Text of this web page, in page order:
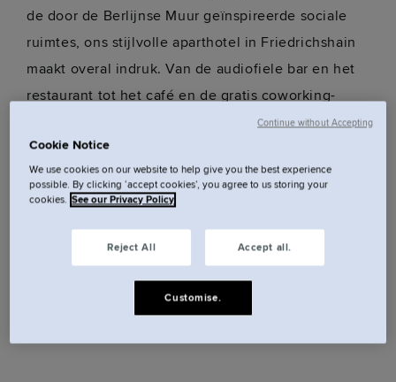
de door de Berlijnse Muur geïnspireerde sociale
ruimtes, ons stijlvolle aparthotel in Friedrichshain
maakt overal indruk. Van de audiofiele bar en het
restaurant tot het café en de gratis coworking-
Onze ruime studio's en suites hebben elk hun
eigen keuken, waarbij velen beschikken over een
privébalkon met uitzicht op de Spree of de skyline
van de stad. Voeg daar stijlvolle interieurs aan toe
en uw verblijfplaats zou wel eens uw favoriete
Cookie Notice
We use cookies on our website to help give you the best experience
possible. By clicking ‘accept cookies’, you agree to us storing your
cookies. See our Privacy Policy
Reject All Accept all.
Customise.
Continue without Accepting